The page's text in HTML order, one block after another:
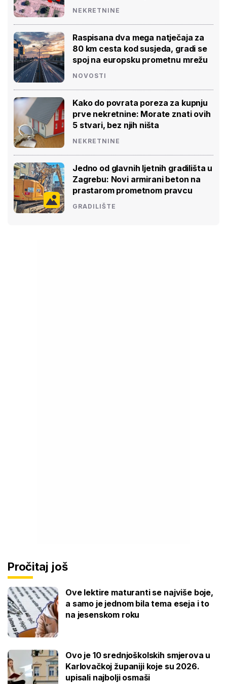
NEKRETNINE
Raspisana dva mega natječaja za
80 km cesta kod susjeda, gradi se
spoj na europsku prometnu mrežu
NOVOSTI
Kako do povrata poreza za kupnju
prve nekretnine: Morate znati ovih
5 stvari, bez njih ništa
NEKRETNINE
Jedno od glavnih ljetnih gradilišta u
Zagrebu: Novi armirani beton na
prastarom prometnom pravcu
GRADILIŠTE
Pročitaj još
Ove lektire maturanti se najviše boje,
a samo je jednom bila tema eseja i to
na jesenskom roku
Ovo je 10 srednjoškolskih smjerova u
Karlovačkoj županiji koje su 2026.
upisali najbolji osmaši